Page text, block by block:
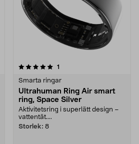
1
Smarta ringar
Ultrahuman Ring Air smart
ring, Space Silver
Aktivitetsring i superlätt design –
vattentät....
Storlek: 8